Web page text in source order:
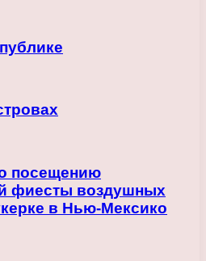
посещению
фиесты воздушных
в Нью-Мексико